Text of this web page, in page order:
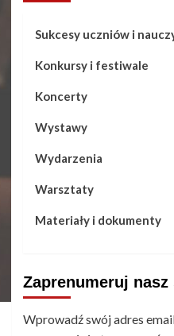
Sukcesy uczniów i
Konkursy i festiwale
Koncerty
Wystawy
Wydarzenia
Warsztaty
Materiały i dokumenty
Zaprenumeruj nasz
Wprowadź swój adres